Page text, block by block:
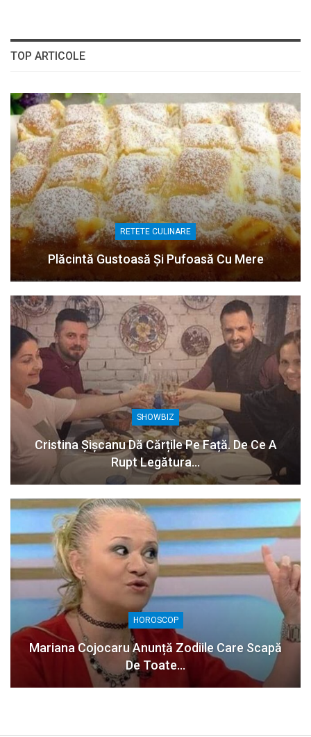
TOP ARTICOLE
RETETE CULINARE
Plăcintă Gustoasă Și Pufoasă Cu Mere
SHOWBIZ
Cristina Șișcanu Dă Cărțile Pe Față. De Ce A
Rupt Legătura…
HOROSCOP
Mariana Cojocaru Anunță Zodiile Care Scapă
De Toate…